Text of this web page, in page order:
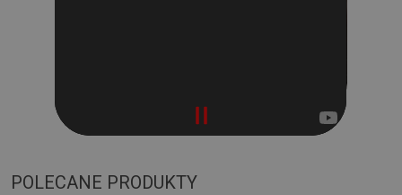
POLECANE PRODUKTY